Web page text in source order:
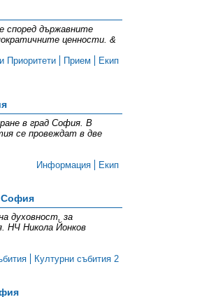
според държавните
ценности. &
Приоритети Прием Екип
в град София. В
се провеждат в две
Информация
Екип
София
духовност, за
НЧ Никола Йонков
Културни събития 2